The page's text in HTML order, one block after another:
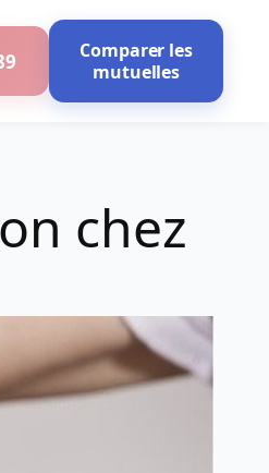
Comparer les
mutuelles
chez